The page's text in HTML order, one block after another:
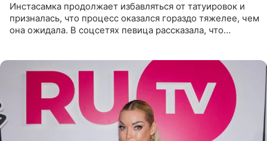
Инстасамка продолжает избавляться от татуировок и
призналась, что процесс оказался гораздо тяжелее, чем
она ожидала. В соцсетях певица рассказала, что